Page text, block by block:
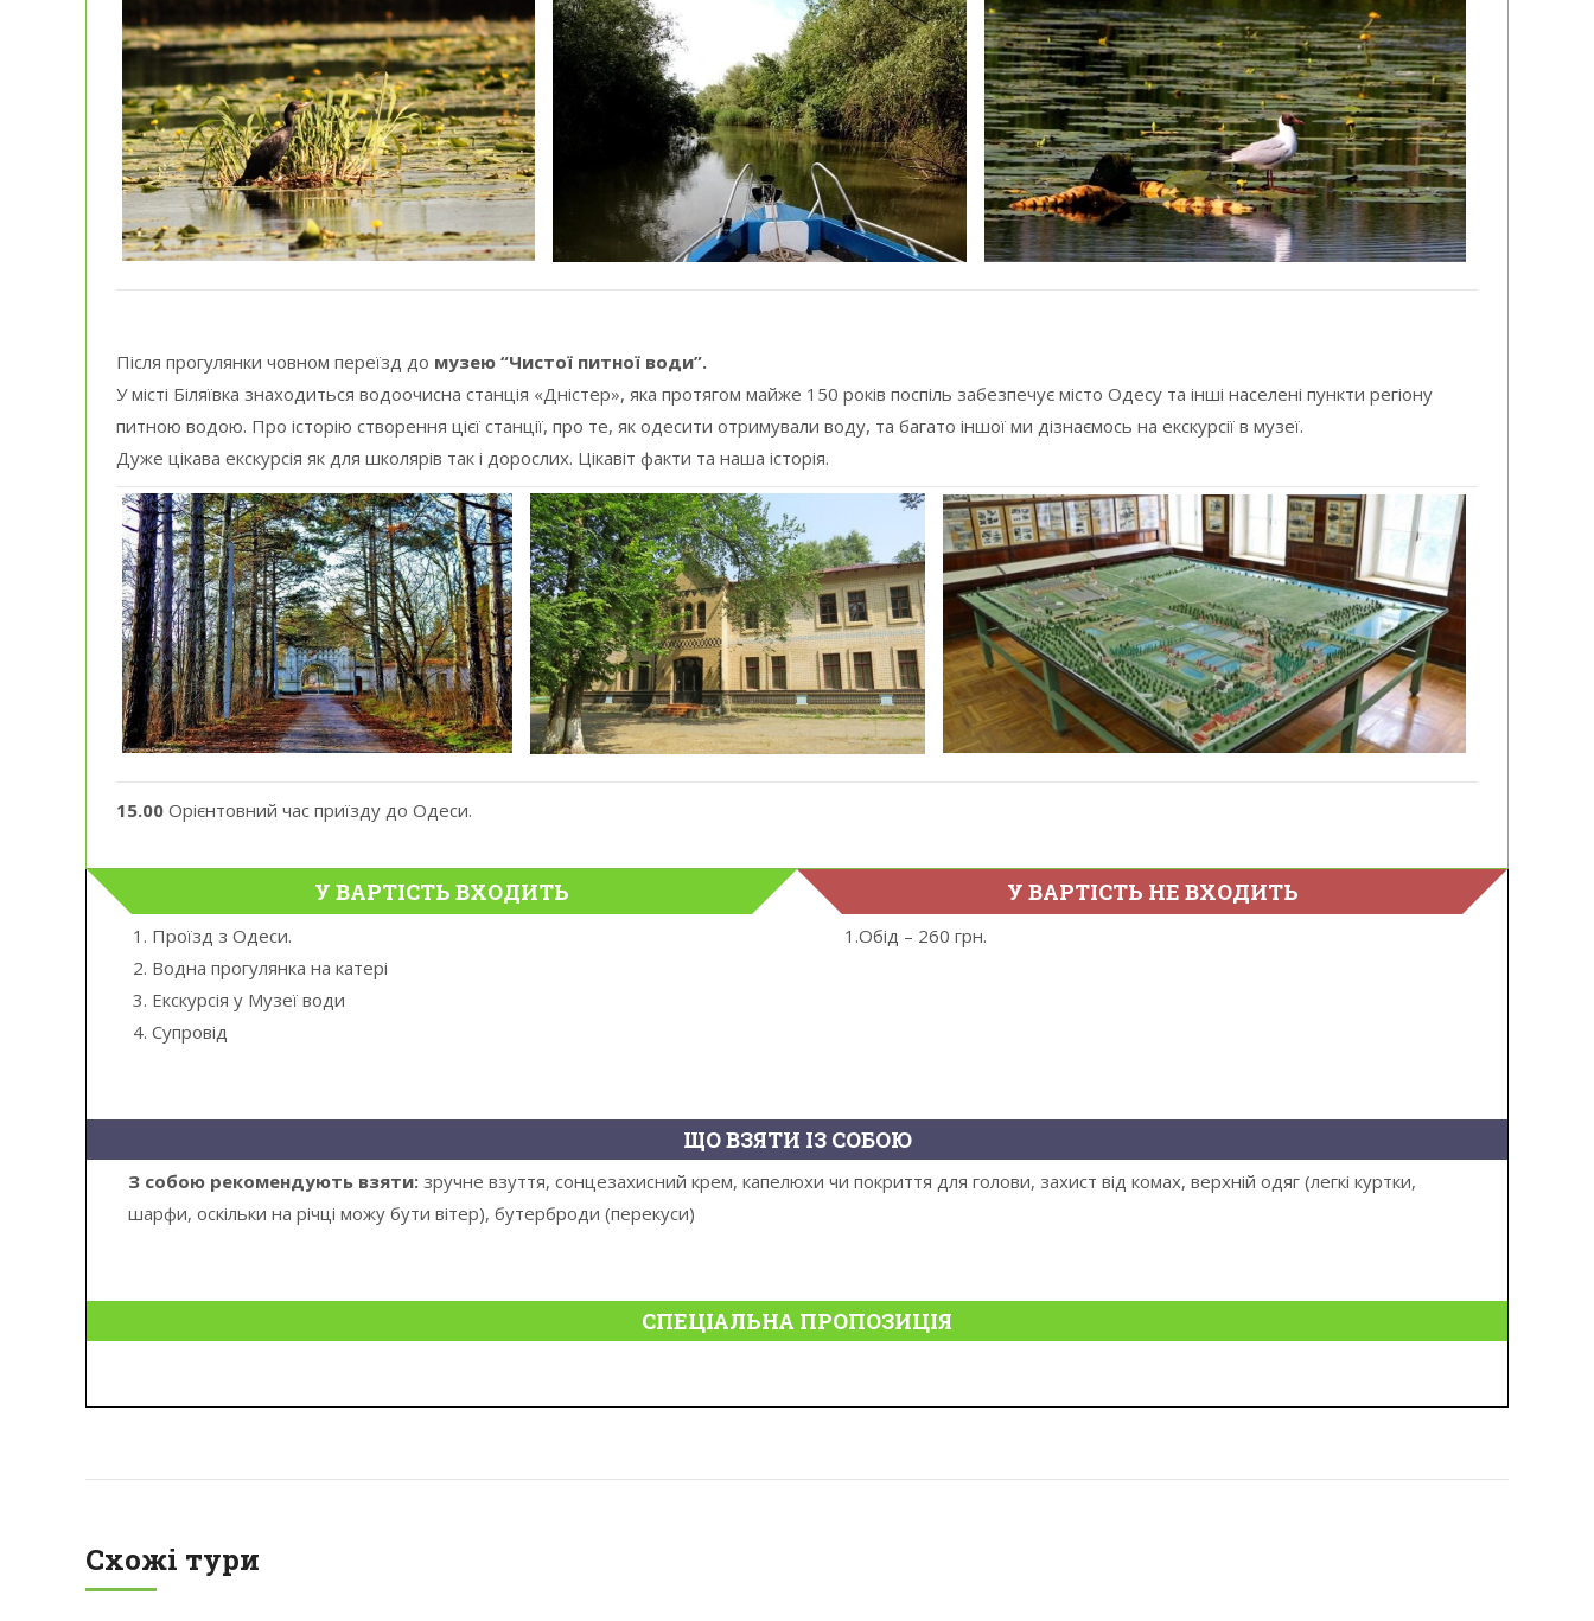
Після прогулянки човном переїзд до музею “Чистої питної води”.
У місті Біляївка знаходиться водоочисна станція «Дністер», яка протягом майже 150 років поспіль забезпечує місто Одесу та інші населені пункти регіону
питною водою. Про історію створення цієї станції, про те, як одесити отримували воду, та багато іншої ми дізнаємось на екскурсії в музеї.
Дуже цікава екскурсія як для школярів так і дорослих. Цікавіт факти та наша історія.
15.00 Орієнтовний час приїзду до Одеси.
У ВАРТІСТЬ ВХОДИТЬ
1. Проїзд з Одеси.
2. Водна прогулянка на катері
3. Екскурсія у Музеї води
4. Супровід
У ВАРТІСТЬ НЕ ВХОДИТЬ
1.Обід – 260 грн.
ЩО ВЗЯТИ ІЗ СОБОЮ
З собою рекомендують взяти: зручне взуття, сонцезахисний крем, капелюхи чи покриття для голови, захист від комах, верхній одяг (легкі куртки,
шарфи, оскільки на річці можу бути вітер), бутерброди (перекуси)
СПЕЦІАЛЬНА ПРОПОЗИЦІЯ
Схожі тури